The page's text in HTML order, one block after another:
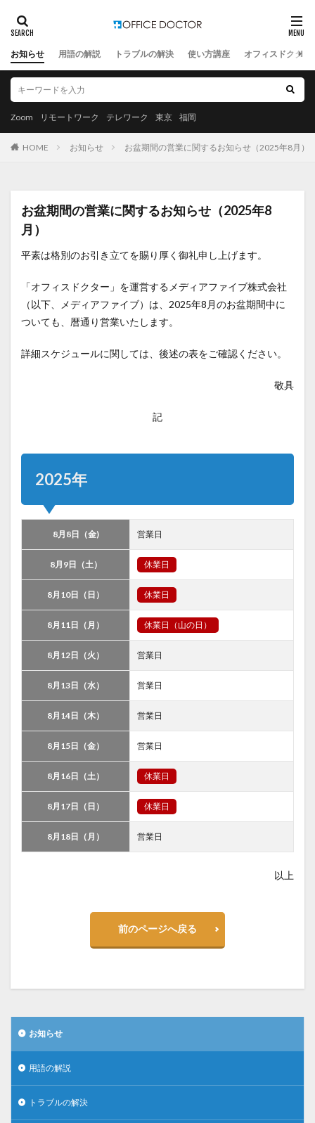
お知らせ 用語の解説 トラブルの解決 使い方講座 オフィスドクター
Zoom リモートワーク テレワーク 東京 福岡
HOME お知らせ お盆期間の営業に関するお知らせ（2025年8月）
お盆期間の営業に関するお知らせ（2025年8
月）
平素は格別のお引き立てを賜り厚く御礼申し上げます。
「オフィスドクター」を運営するメディアファイブ株式会社
（以下、メディアファイブ）は、2025年8月のお盆期間中に
ついても、暦通り営業いたします。
詳細スケジュールに関しては、後述の表をご確認ください。
敬具
記
2025年
8月8日（金) 営業日
8月9日（土） 休業日
8月10日（日） 休業日
8月11日（月） 休業日（山の日）
8月12日（火） 営業日
8月13日（水） 営業日
8月14日（木） 営業日
8月15日（金） 営業日
8月16日（土） 休業日
8月17日（日） 休業日
8月18日（月） 営業日
以上
前のページへ戻る
お知らせ
用語の解説
トラブルの解決